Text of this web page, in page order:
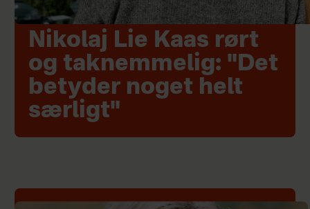
Nikolaj Lie Kaas rørt
og taknemmelig: "Det
betyder noget helt
særligt"